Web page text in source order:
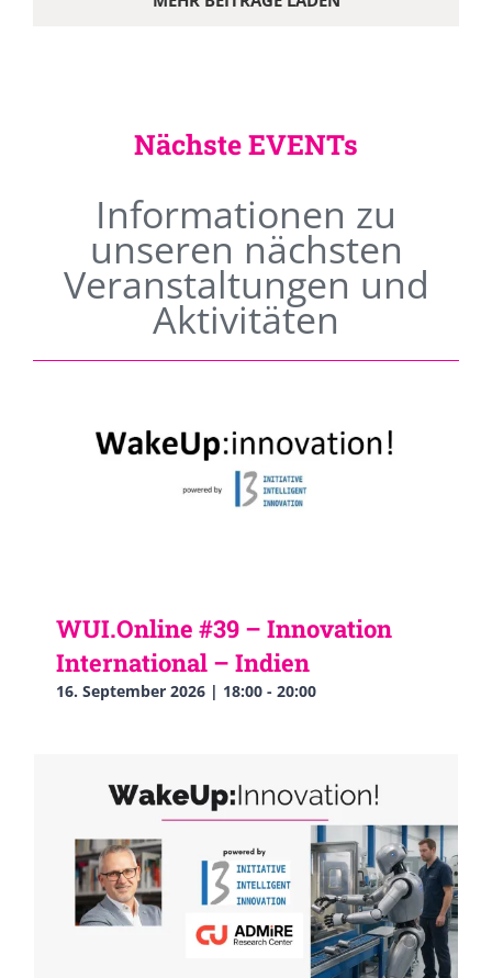
Nächste EVENTs
Informationen zu
unseren nächsten
Veranstaltungen und
Aktivitäten
WUI.Online #39 – Innovation
International – Indien
16. September 2026 | 18:00 - 20:00